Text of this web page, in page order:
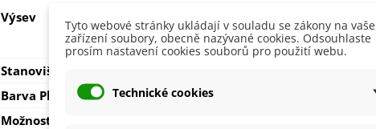
Výsev
Březen
Duben
Únor
Stanoviště
Barva Plodů
Červená
Možnosti Pěstování
Tyto webové stránky ukládají v souladu se zákony na vaše
zařízení soubory, obecně nazývané cookies. Odsouhlaste
prosím nastavení cookies souborů pro použití webu.
Technické cookies